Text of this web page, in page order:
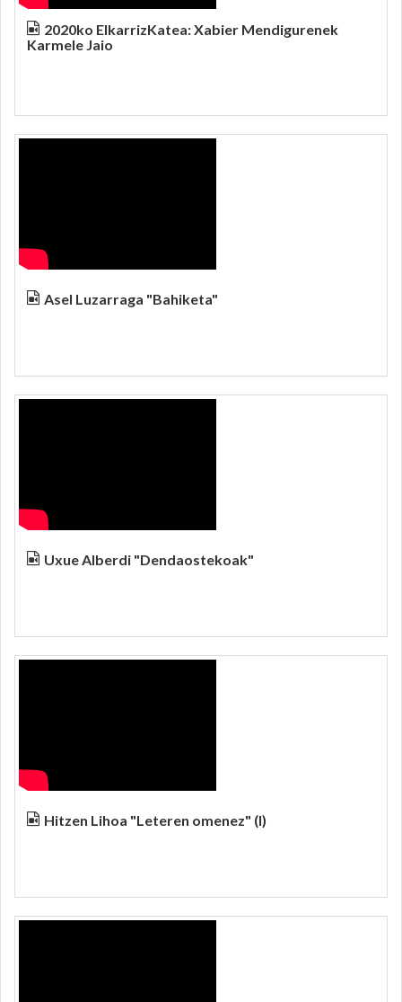
2020ko ElkarrizKatea: Xabier Mendigurenek
Karmele Jaio
Asel Luzarraga "Bahiketa"
Uxue Alberdi "Dendaostekoak"
Hitzen Lihoa "Leteren omenez" (I)